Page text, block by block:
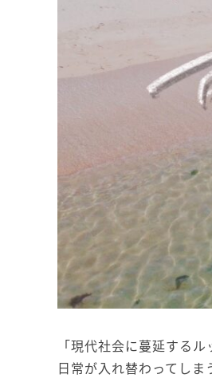
「現代社会に蔓延する
日常が入れ替わってしま